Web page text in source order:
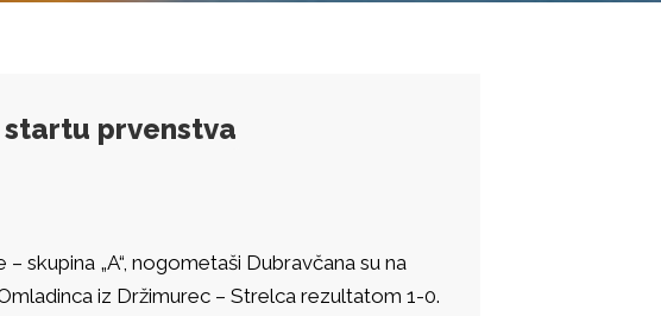
prvenstva
skupina „A“, nogometaši Dubravčana su na
iz Držimurec – Strelca rezultatom 1-0.